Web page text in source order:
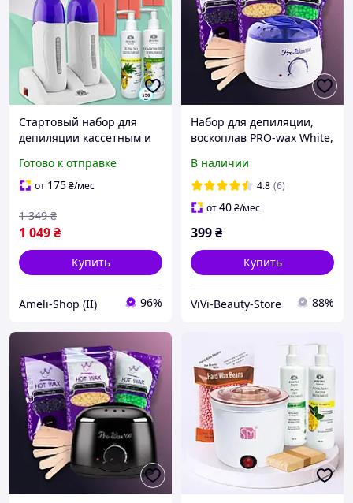
Стартовый набор для
депиляции кассетным и
"Optimal" (Воскоплав,
воск ) AS
Готово к отправке
от 175₴/мес
1 049₴
1 349 ₴
Купить
Ameli-Shop (II) 96%
Набор для депиляции,
воскоплав PRO-wax White,
В наличии
4.8 (6)
от40₴/мес
399₴
Купить
ViVi-Beauty-Store 88%